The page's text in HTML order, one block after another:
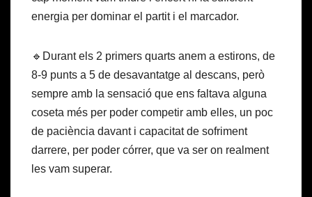
energia per dominar el partit i el marcador.
🔹Durant els 2 primers quarts anem a estirons, de
8-9 punts a 5 de desavantatge al descans, però
sempre amb la sensació que ens faltava alguna
coseta més per poder competir amb elles, un poc
de paciència davant i capacitat de sofriment
darrere, per poder córrer, que va ser on realment
les vam superar.